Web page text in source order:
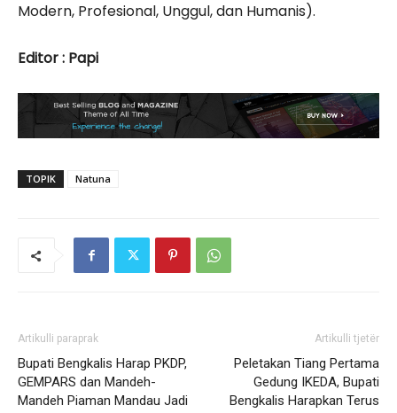
Modern, Profesional, Unggul, dan Humanis).
Editor : Papi
TOPIK Natuna
Artikulli paraprak
Bupati Bengkalis Harap PKDP,
GEMPARS dan Mandeh-
Mandeh Piaman Mandau Jadi
Artikulli tjetër
Peletakan Tiang Pertama
Gedung IKEDA, Bupati
Bengkalis Harapkan Terus